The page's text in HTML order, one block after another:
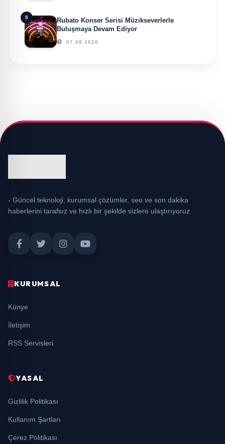
5
Rubato Konser Serisi Müzikseverlerle
Buluşmaya Devam Ediyor
07.08.2026
- Güncel teknoloji, kurumsal çözümler, seo ve son dakika
haberlerini tarafsız ve hızlı bir şekilde sizlere ulaştırıyoruz.
KURUMSAL
Künye
İletişim
RSS Servisleri
YASAL
Gizlilik Politikası
Kullanım Şartları
Çerez Politikası